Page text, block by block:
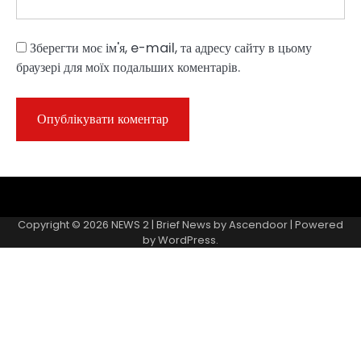
Зберегти моє ім'я, e-mail, та адресу сайту в цьому
браузері для моїх подальших коментарів.
Page
Copyright © 2026 NEWS 2| Brief News byAscendoor| Powered
byWordPress.